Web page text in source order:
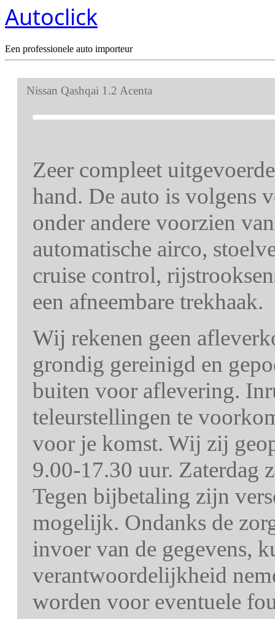
Autoclick
Een professionele auto importeur
Nissan Qashqai 1.2 Acenta
Zeer compleet
hand. De auto is volgens
onder andere voorzien
automatische airco,
cruise control,
een afneembare trekhaak.
Wij rekenen geen
grondig gereinigd en
buiten voor aflevering.
teleurstellingen te
voor je komst. Wij zij
9.00-17.30 uur. Zaterdag
Tegen bijbetaling zijn
mogelijk. Ondanks de
invoer van de gegevens,
verantwoordelijkheid
worden voor eventuele